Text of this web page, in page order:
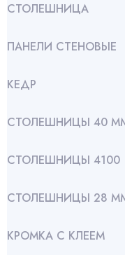
СТОЛЕШНИЦА
ПАНЕЛИ СТЕНОВЫЕ
КЕДР
СТОЛЕШНИЦЫ 40
СТОЛЕШНИЦЫ 4100
СТОЛЕШНИЦЫ 28
КРОМКА С КЛЕЕМ